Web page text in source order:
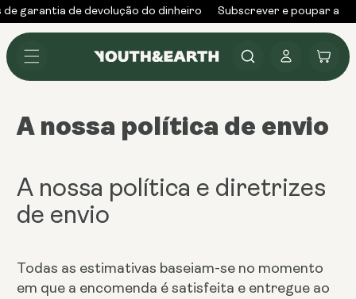
para o
conteúdo
garantia de devolução do dinheiro Subscrever e poupar até
Iniciar
sessão
Carrinho
A nossa política de envio
A nossa política e diretrizes
de envio
Todas as estimativas baseiam-se no momento
em que a encomenda é satisfeita e entregue ao